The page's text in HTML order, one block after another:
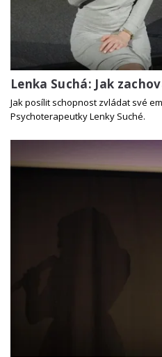
Lenka Suchá: Jak
Jak posílit schopnost zvládat své
Psychoterapeutky Lenky Suché.